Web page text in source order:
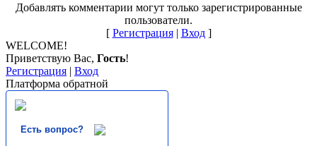
Добавлять комментарии могут только зарегистрированные
пользователи.
[ Регистрация| Вход]
WELCOME!
Приветствую Вас, Гость!
Регистрация | Вход
Платформа обратной
Есть вопрос?